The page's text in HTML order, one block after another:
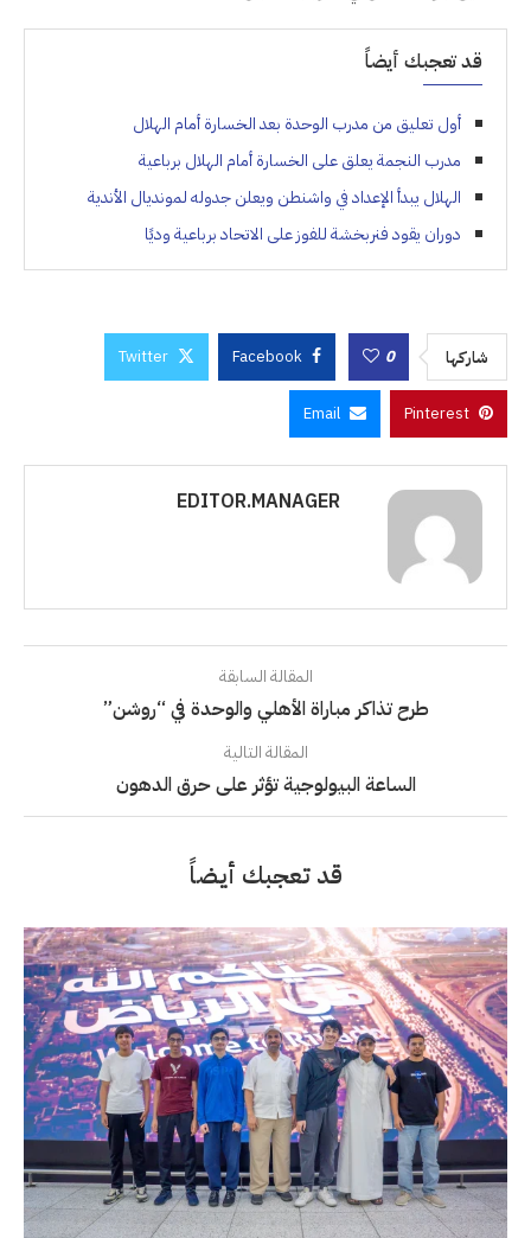
قد تعجبك أيضاً
أول تعليق من مدرب الوحدة بعد الخسارة أمام الهلال
مدرب النجمة يعلق على الخسارة أمام الهلال برباعية
الهلال يبدأ الإعداد في واشنطن ويعلن جدوله لمونديال الأندية
دوران يقود فنربخشة للفوز على الاتحاد برباعية وديًا
شاركها 0
Facebook
Twitter
Pinterest
Email
EDITOR.MANAGER
المقالة السابقة
طرح تذاكر مباراة الأهلي والوحدة في “روشن”
المقالة التالية
الساعة البيولوجية تؤثر على حرق الدهون
قد تعجبك أيضاً